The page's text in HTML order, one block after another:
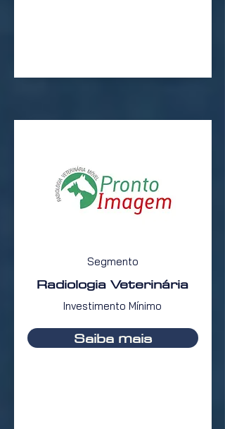
Segmento
Radiologia Veterinária
Investimento Mínimo
Saiba mais